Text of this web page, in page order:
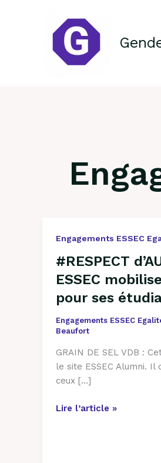
Engagements ESSEC
#RESPECT
ESSEC
pour ses
Engagements ESSEC
Beaufort
GRAIN DE SEL VDB :
le site ESSEC Alumni.
ceux […]
#RESPECT
–
ESSEC
mobilise
des
psys
pour
ses
étudiants
Lire l’article »